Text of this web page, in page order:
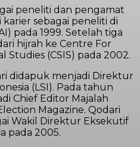
peneliti dan pengamat
karier sebagai peneliti di
pada 1999. Setelah tiga
hijrah ke Centre For
(CSIS) pada 2002.
didapuk menjadi Direktur
(LSI). Pada tahun
Chief Editor Majalah
Magazine. Qodari
Wakil Direktur Eksekutif
pada 2005.